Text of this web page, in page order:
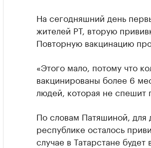
На сегодняшний день
жителей РТ, вторую
Повторную вакцинацию
«Этого мало, потому что
вакцинированы более 6
людей, которая не спешит
По словам Патяшиной, для
республике осталось
случае в Татарстане